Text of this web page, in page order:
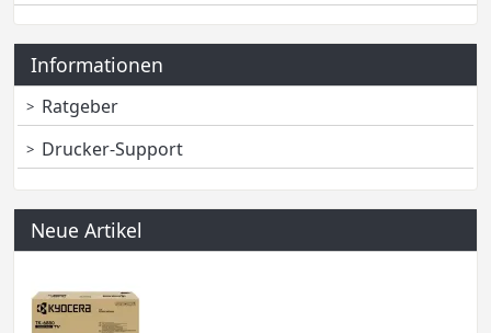
Informationen
Ratgeber
Drucker-Support
Neue Artikel